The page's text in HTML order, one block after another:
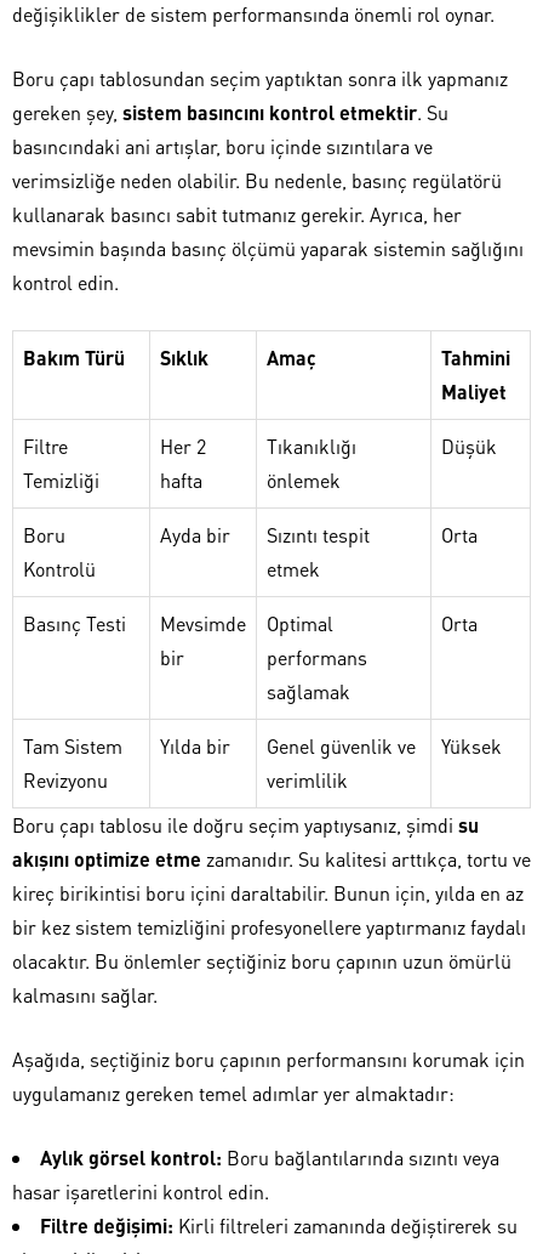
değişiklikler de sistem performansında önemli rol oynar.
Boru çapı tablosundan seçim yaptıktan sonra ilk yapmanız
gereken şey, sistem basıncını kontrol etmektir. Su
basıncındaki ani artışlar, boru içinde sızıntılara ve
verimsizliğe neden olabilir. Bu nedenle, basınç regülatörü
kullanarak basıncı sabit tutmanız gerekir. Ayrıca, her
mevsimin başında basınç ölçümü yaparak sistemin sağlığını
kontrol edin.
Bakım Türü Sıklık Amaç
Tahmini
Maliyet
Filtre
Temizliği
Her 2
hafta
Tıkanıklığı
önlemek
Düşük
Boru
Kontrolü
Ayda bir
Sızıntı tespit
etmek
Orta
Basınç Testi
Mevsimde
bir
Optimal
performans
sağlamak
Orta
Tam Sistem
Revizyonu
Yılda bir
Genel güvenlik ve
verimlilik
Yüksek
Boru çapı tablosu ile doğru seçim yaptıysanız, şimdi su
akışını optimize etme zamanıdır. Su kalitesi arttıkça, tortu ve
kireç birikintisi boru içini daraltabilir. Bunun için, yılda en az
bir kez sistem temizliğini profesyonellere yaptırmanız faydalı
olacaktır. Bu önlemler seçtiğiniz boru çapının uzun ömürlü
kalmasını sağlar.
Aşağıda, seçtiğiniz boru çapının performansını korumak için
uygulamanız gereken temel adımlar yer almaktadır:
Aylık görsel kontrol: Boru bağlantılarında sızıntı veya
hasar işaretlerini kontrol edin.
Filtre değişimi: Kirli filtreleri zamanında değiştirerek su